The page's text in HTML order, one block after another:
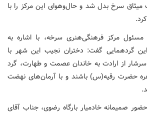
میثاق سرخ بدل شد و حال‌وهوای این مرکز را با
مسئول مرکز فرهنگی‌هنری سرخه، با اشاره به
گردهمایی گفت: دختران نجیب این شهر با
از ارادت به خاندان عصمت و طهارت، گرد
حضرت رقیه(س) باشند و با آرمان‌های نهضت
صمیمانه خادمیار بارگاه رضوی، جناب آقای